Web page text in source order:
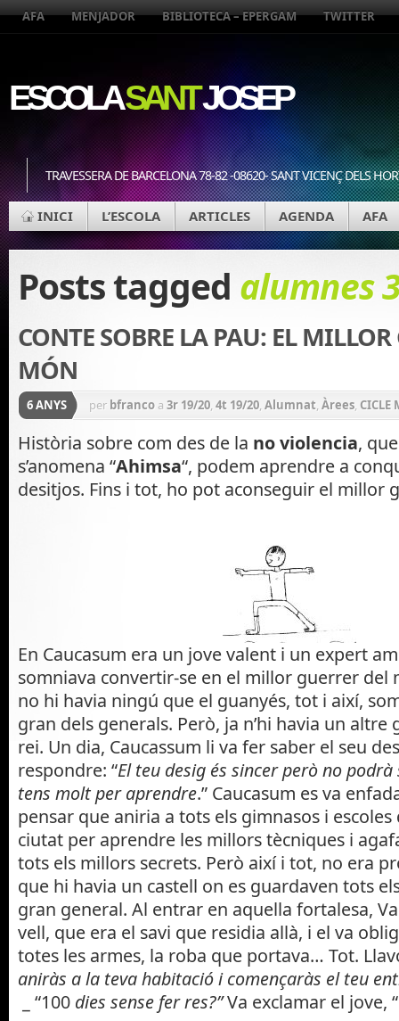
AFA MENJADOR BIBLIOTECA – EPERGAM TWITTER
ESCOLASANTJOSEP
TRAVESSERA DE BARCELONA 78-82 -08620- SANT VICENÇ DELS
INICI L’ESCOLA ARTICLES AGENDA AFA
Posts tagged alumnes
CONTE SOBRE LA PAU: EL MILLOR
MÓN
6 ANYS per bfranco a 3r 19/20, 4t 19/20, Alumnat, Àrees, CICLE
General
Ioga Iyengar Projectes
Història sobre com des de la no violencia,
s’anomena “Ahimsa“, podem aprendre a
desitjos. Fins i tot, ho pot aconseguir el millor
En Caucasum era un jove valent i un expert
somniava convertir-se en el millor guerrer del
no hi havia ningú que el guanyés, tot i així,
gran dels generals. Però, ja n’hi havia un altre
rei. Un dia, Caucassum li va fer saber el seu
respondre: “El teu desig és sincer però no
tens molt per aprendre.” Caucasum es va
pensar que aniria a tots els gimnasos i
ciutat per aprendre les millors tècniques i
tots els millors secrets. Però així i tot, no era
que hi havia un castell on es guardaven tots
gran general. Al entrar en aquella fortalesa,
vell, que era el savi que residia allà, i el va
totes les armes, la roba que portava… Tot.
aniràs a la teva habitació i començaràs el teu
_ “100 dies sense fer res?”Va exclamar el jove, “